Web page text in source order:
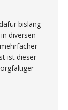
bislang
diversen
ist dieser